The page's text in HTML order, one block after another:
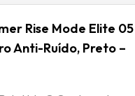
Rise Mode Elite 05
Anti-Ruído, Preto –